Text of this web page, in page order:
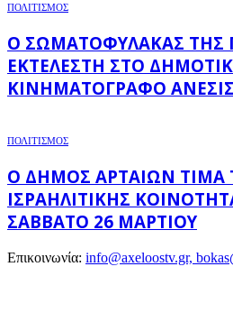
ΠΟΛΙΤΙΣΜΟΣ
Ο ΣΩΜΑΤΟΦΎΛΑΚΑΣ ΤΗΣ
ΕΚΤΕΛΕΣΤΉ ΣΤΟ
ΚΙΝΗΜΑΤΟΓΡΆΦΟ ΑΝΕΣΙΣ
ΠΟΛΙΤΙΣΜΟΣ
Ο ΔΉΜΟΣ ΑΡΤΑΊΩΝ
ΙΣΡΑΗΛΙΤΙΚΉΣ
ΣΆΒΒΑΤΟ 26 ΜΑΡΤΊΟΥ
Επικοινωνία: info@axeloostv.gr,